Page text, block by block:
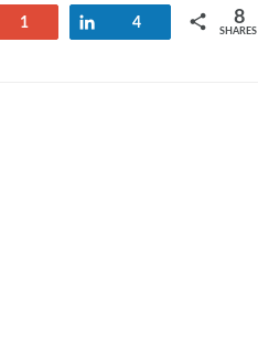
1 Share
4
SHARES
8